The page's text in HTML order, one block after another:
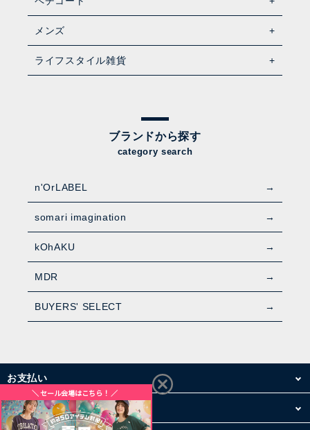
メンズ
ライフスタイル雑貨
ブランドから探す
category search
n'OrLABEL
somari imagination
kOhAKU
MDR
BUYERS' SELECT
お支払い
配送・送料